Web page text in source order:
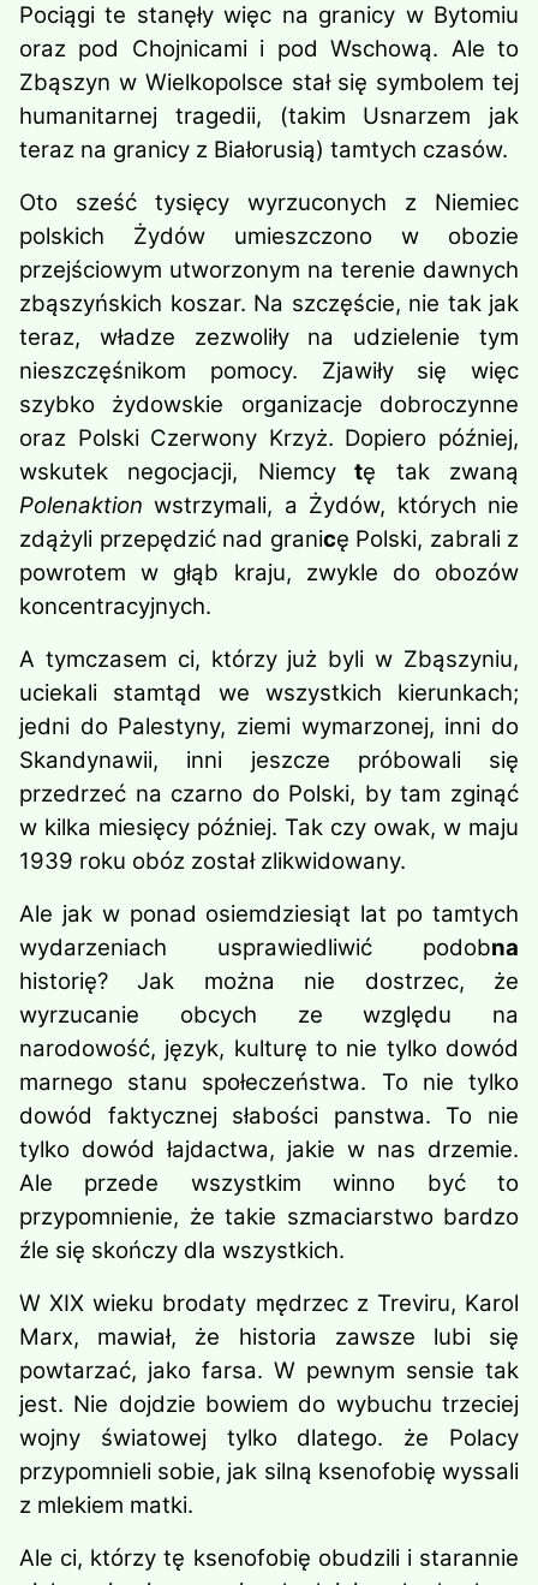
Pociągi te stanęły więc na granicy w Bytomiu
oraz pod Chojnicami i pod Wschową. Ale to
Zbąszyn w Wielkopolsce stał się symbolem tej
humanitarnej tragedii, (takim Usnarzem jak
teraz na granicy z Białorusią) tamtych czasów.
Oto sześć tysięcy wyrzuconych z Niemiec
polskich Żydów umieszczono w obozie
przejściowym utworzonym na terenie dawnych
zbąszyńskich koszar. Na szczęście, nie tak jak
teraz, władze zezwoliły na udzielenie tym
nieszczęśnikom pomocy. Zjawiły się więc
szybko żydowskie organizacje dobroczynne
oraz Polski Czerwony Krzyż. Dopiero później,
wskutek negocjacji, Niemcytę tak zwaną
Polenaktion wstrzymali, a Żydów, których nie
zdążyli przepędzić nad granicę Polski, zabrali z
powrotem w głąb kraju, zwykle do obozów
koncentracyjnych.
A tymczasem ci, którzy już byli w Zbąszyniu,
uciekali stamtąd we wszystkich kierunkach;
jedni do Palestyny, ziemi wymarzonej, inni do
Skandynawii, inni jeszcze próbowali się
przedrzeć na czarno do Polski, by tam zginąć
w kilka miesięcy później. Tak czy owak, w maju
1939 roku obóz został zlikwidowany.
Ale jak w ponad osiemdziesiąt lat po tamtych
wydarzeniach usprawiedliwić podobna
historię? Jak można nie dostrzec, że
wyrzucanie obcych ze względu na
narodowość, język, kulturę to nie tylko dowód
marnego stanu społeczeństwa. To nie tylko
dowód faktycznej słabości panstwa. To nie
tylko dowód łajdactwa, jakie w nas drzemie.
Ale przede wszystkim winno być to
przypomnienie, że takie szmaciarstwo bardzo
źle się skończy dla wszystkich.
W XIX wieku brodaty mędrzec z Treviru, Karol
Marx, mawiał, że historia zawsze lubi się
powtarzać, jako farsa. W pewnym sensie tak
jest. Nie dojdzie bowiem do wybuchu trzeciej
wojny światowej tylko dlatego. że Polacy
przypomnieli sobie, jak silną ksenofobię wyssali
z mlekiem matki.
Ale ci, którzy tę ksenofobię obudzili i starannie